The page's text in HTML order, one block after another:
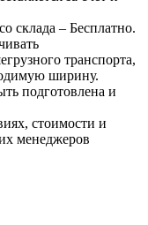
склада – Бесплатно.
транспорта,
ширину.
подготовлена и
стоимости и
менеджеров